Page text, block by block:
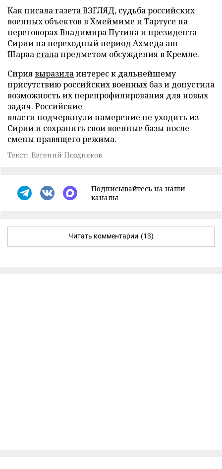
Как писала газета ВЗГЛЯД, судьба российских
военных объектов в Хмеймиме и Тартусе на
переговорах Владимира Путина и президента
Сирии на переходный период Ахмеда аш-
Шараа сталапредметом обсуждения в Кремле.
Сириявыразилаинтерес к дальнейшему
присутствию российских военных баз и допустила
возможность их перепрофилирования для новых
задач. Российские
властиподчеркнулинамерение не уходить из
Сирии и сохранить свои военные базы после
смены правящего режима.
Текст: Евгений Поздняков
Подписывайтесь на наши
каналы
Читать комментарии (13)